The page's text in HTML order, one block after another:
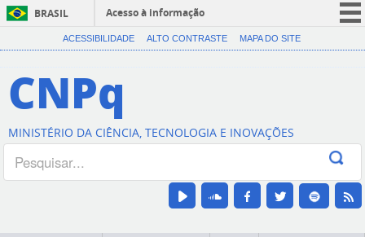
BRASIL
Acesso à informação
CORONAVÍRUS (COVID-19)
Canais
ACESSIBILIDADE ALTO CONTRASTE MAPA DO SITE
CNPq
MINISTÉRIO DA CIÊNCIA, TECNOLOGIA E INOVAÇÕES